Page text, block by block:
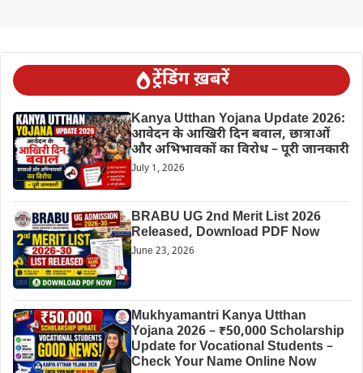
ट्रेंडिंग ख़बरें
Kanya Utthan Yojana Update 2026:
आवेदन के आखिरी दिन बवाल, छात्राओं
और अभिभावकों का विरोध – पूरी जानकारी
July 1, 2026
BRABU UG 2nd Merit List 2026
Released, Download PDF Now
June 23, 2026
Mukhyamantri Kanya Utthan
Yojana 2026 – ₹50,000 Scholarship
Update for Vocational Students –
Check Your Name Online Now